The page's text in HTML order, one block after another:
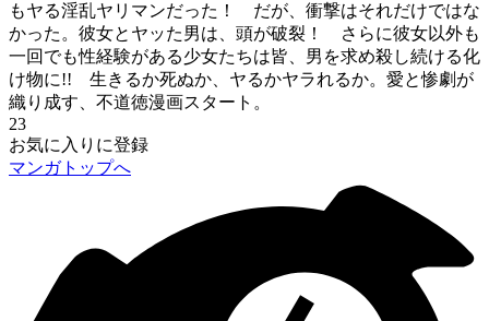
もヤる淫乱ヤリマンだった！ だが、衝撃はそれだけではな
かった。彼女とヤッた男は、頭が破裂！ さらに彼女以外も
一回でも性経験がある少女たちは皆、男を求め殺し続ける化
け物に!! 生きるか死ぬか、ヤるかヤラれるか。愛と惨劇が
織り成す、不道徳漫画スタート。
23
お気に入りに登録
マンガトップへ